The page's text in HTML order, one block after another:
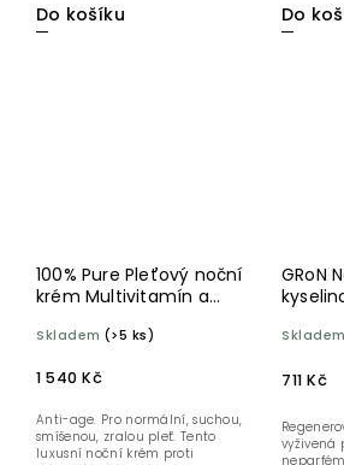
Do košíku Do
100% Pure Pleťový noční
krém Multivitamín a
Skladem (>5 ks)
1 540 Kč
Anti-age. Pro normální, suchou,
smíšenou, zralou pleť. Tento
luxusní noční krém proti
GRoN
Skladem
711 Kč
vyživená